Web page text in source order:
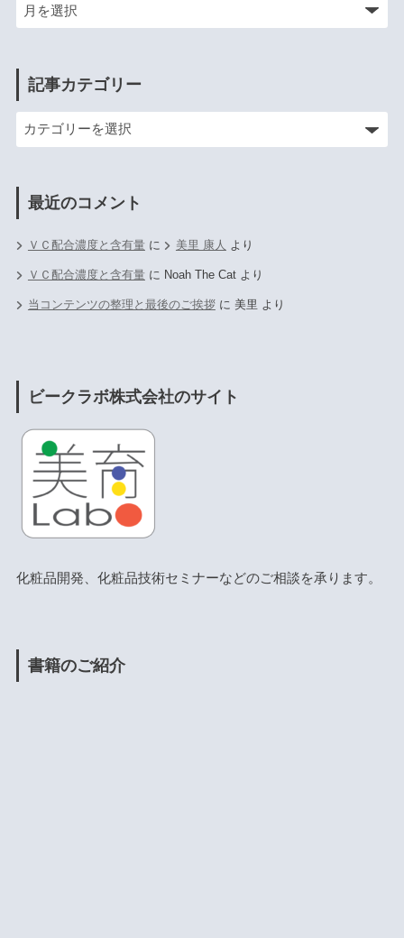
記事カテゴリー
最近のコメント
ＶＣ配合濃度と含有量に 美里 康人 より
ＶＣ配合濃度と含有量に Noah The Catより
当コンテンツの整理と最後のご挨拶に 美里 より
ビークラボ株式会社のサイト
化粧品開発、化粧品技術セミナーなどのご相談を承ります。
書籍のご紹介